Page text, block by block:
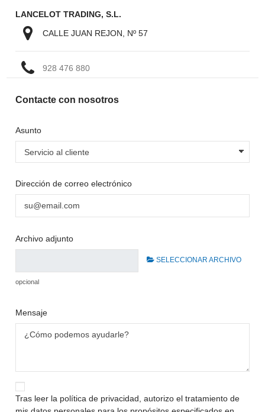
LANCELOT TRADING, S.L.
CALLE JUAN REJON, Nº 57
928 476 880
Contacte con nosotros
Asunto
Dirección de correo electrónico
Archivo adjunto
SELECCIONAR ARCHIVO
opcional
Mensaje
Tras leer la política de privacidad, autorizo el tratamiento de